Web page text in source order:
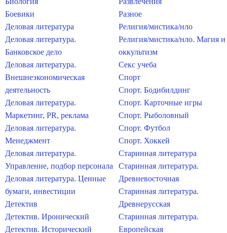
Боевики
Деловая литература
Деловая литература.
Банковское дело
Деловая литература.
Внешнеэкономическая
деятельность
Деловая литература.
Маркетинг, PR, реклама
Деловая литература.
Менеджмент
Деловая литература.
Управление, подбор персонала
Деловая литература. Ценные
бумаги, инвестиции
Детектив
Детектив. Иронический
Детектив. Исторический
Разное
Религия/мистика/нло
Религия/мистика/нло. Магия и
оккультизм
Секс учеба
Спорт
Спорт. Бодибилдинг
Спорт. Карточные игры
Спорт. Рыболовный
Спорт. Футбол
Спорт. Хоккей
Старинная литература
Старинная литература.
Древневосточная
Старинная литература.
Древнерусская
Старинная литература.
Европейская